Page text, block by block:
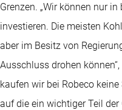
Grenzen. „Wir können nur
investieren. Die meisten
aber im Besitz von
Ausschluss drohen
kaufen wir bei Robeco
auf die ein wichtiger Teil